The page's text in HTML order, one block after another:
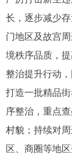
长，逐步减少
门地区及故宫
境秩序品质，
整治提升行动
打造一批精品
序整治，重点
村貌；持续对
区、商圈等地